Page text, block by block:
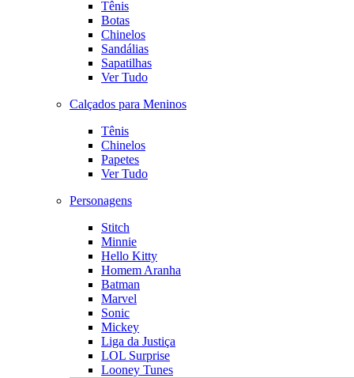
Tênis
Botas
Chinelos
Sandálias
Sapatilhas
Ver Tudo
Calçados para Meninos
Tênis
Chinelos
Papetes
Ver Tudo
Personagens
Stitch
Minnie
Hello Kitty
Homem Aranha
Batman
Marvel
Sonic
Mickey
Liga da Justiça
LOL Surprise
Looney Tunes